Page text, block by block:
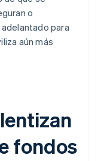
o
para
aún más
fondos